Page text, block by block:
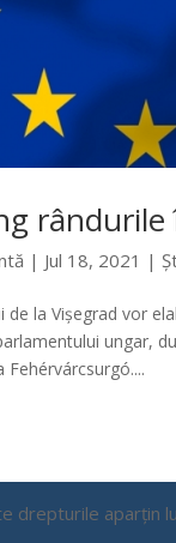
| Jul 18, 2021 |
de la Vișegrad vor
ungar,
Fehérvárcsurgó....
drepturile aparțin